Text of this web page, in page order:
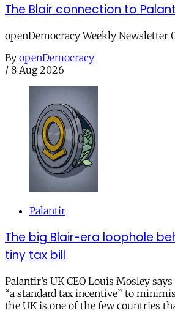
The Blair connection to
openDemocracy Weekly Newsletter
By openDemocracy
/ 8 Aug 2026
Palantir
The big Blair-era loophole
tiny tax bill
Palantir’s UK CEO Louis Mosley
“a standard tax incentive” to
the UK is one of the few countries